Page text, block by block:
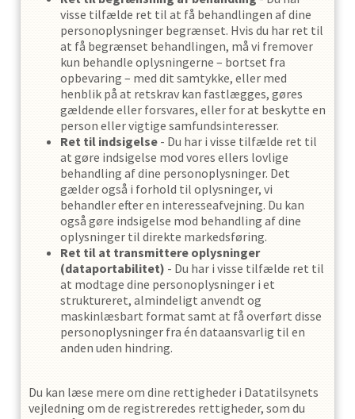
visse tilfælde ret til at få behandlingen af dine
personoplysninger begrænset. Hvis du har ret til
at få begrænset behandlingen, må vi fremover
kun behandle oplysningerne – bortset fra
opbevaring – med dit samtykke, eller med
henblik på at retskrav kan fastlægges, gøres
gældende eller forsvares, eller for at beskytte en
person eller vigtige samfundsinteresser.
Ret til indsigelse - Du har i visse tilfælde ret til
at gøre indsigelse mod vores ellers lovlige
behandling af dine personoplysninger. Det
gælder også i forhold til oplysninger, vi
behandler efter en interesseafvejning. Du kan
også gøre indsigelse mod behandling af dine
oplysninger til direkte markedsføring.
Ret til at transmittere oplysninger
(dataportabilitet) - Du har i visse tilfælde ret til
at modtage dine personoplysninger i et
struktureret, almindeligt anvendt og
maskinlæsbart format samt at få overført disse
personoplysninger fra én dataansvarlig til en
anden uden hindring.
Du kan læse mere om dine rettigheder i Datatilsynets
vejledning om de registreredes rettigheder, som du